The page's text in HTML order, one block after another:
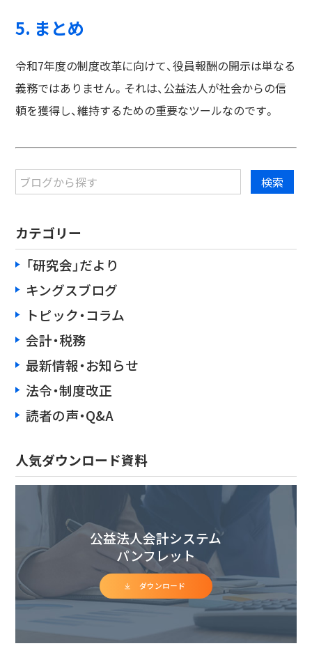
5. まとめ
令和7年度の制度改革に向けて、役員報酬の開示は単なる
義務ではありません。それは、公益法人が社会からの信
頼を獲得し、維持するための重要なツールなのです。
カテゴリー
「研究会」だより
キングスブログ
トピック・コラム
会計・税務
最新情報・お知らせ
法令・制度改正
読者の声・Q&A
人気ダウンロード資料
公益法人会計システム
パンフレット
ダウンロード